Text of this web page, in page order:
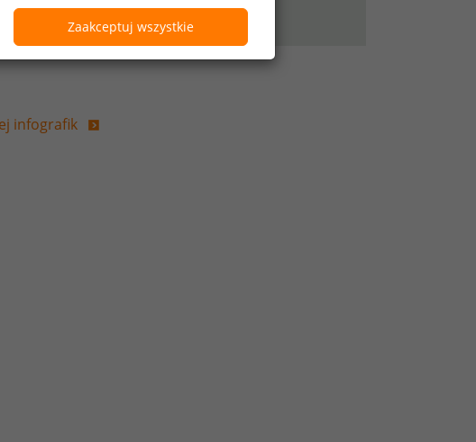
infografik
Zaakceptuj wszystkie